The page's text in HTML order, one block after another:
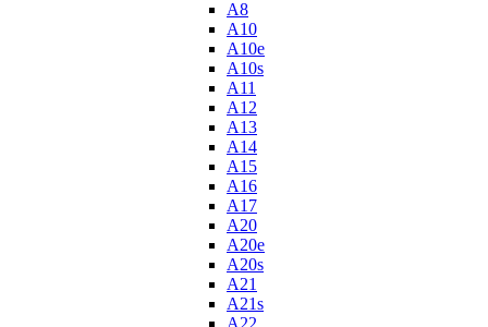
A8
A10
A10e
A10s
A11
A12
A13
A14
A15
A16
A17
A20
A20e
A20s
A21
A21s
A22